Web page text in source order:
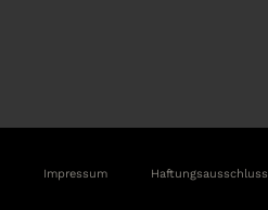
Impressum Haftungsausschluss